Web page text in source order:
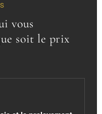
vous
soit le prix